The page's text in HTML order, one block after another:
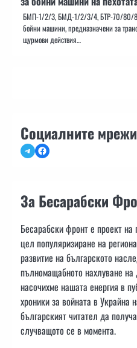
БМП-1/2/3, БМД-1/2/3/4, БТР-70/80/82
бойни машини, предназначени за
щурмови действия…
Социалните мрежи
TelegramFacebook
За Бесарабски
Бесарабски фронт е проект на
цел популяризиране на
развитие на българското
пълномащабното нахлуване
насочихме нашата енергия в
хроники за войната в Украйна
българският читател да
случващото се в момента.